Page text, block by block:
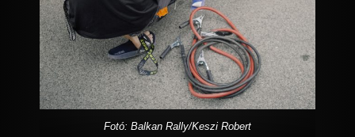
Fotó: Balkan Rally/Keszi Robert